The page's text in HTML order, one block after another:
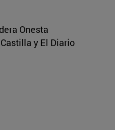
Onesta
y El Diario